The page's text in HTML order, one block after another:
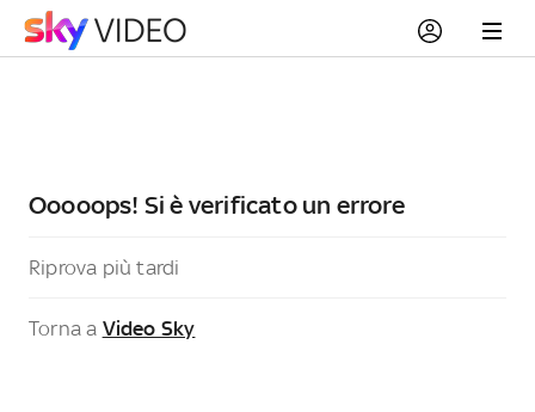
Ooooops! Si è verificato un errore
Riprova più tardi
Torna a Video Sky